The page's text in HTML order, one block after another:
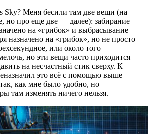
Sky? Меня бесили там две вещи (на
но про еще две — далее): забирание
на «грибок» и выбрасывание
назначено на «грибок», но не просто
или около того —
но эти вещи часто приходится
на несчастный стик сверху. К
это всё с помощью выше
как мне было удобно, но —
там изменять ничего нельзя.